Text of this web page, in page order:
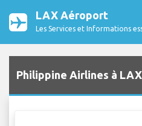
LAX Aéroport
Les Services et Informations
Philippine Airlines à